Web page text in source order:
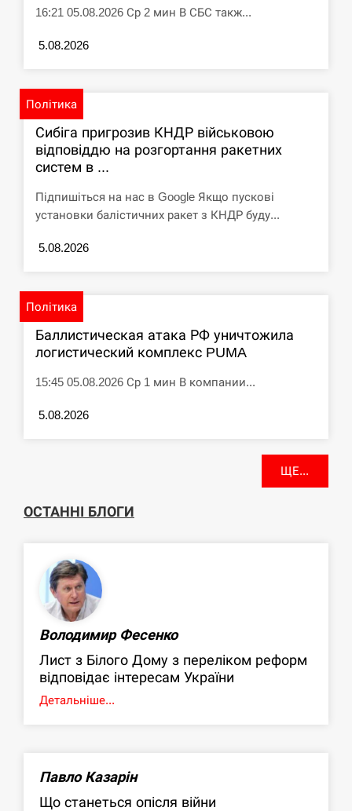
16:21 05.08.2026 Ср 2 мин В СБС такж...
5.08.2026
Політика
Сибіга пригрозив КНДР військовою
відповіддю на розгортання ракетних
систем в ...
Підпишіться на нас в Google Якщо пускові
установки балістичних ракет з КНДР буду...
5.08.2026
Політика
Баллистическая атака РФ уничтожила
логистический комплекс PUMA
15:45 05.08.2026 Ср 1 мин В компании...
5.08.2026
ЩЕ...
ОСТАННІ БЛОГИ
Володимир Фесенко
Лист з Білого Дому з переліком реформ
відповідає інтересам України
Детальніше...
Павло Казарін
Що станеться опісля війни